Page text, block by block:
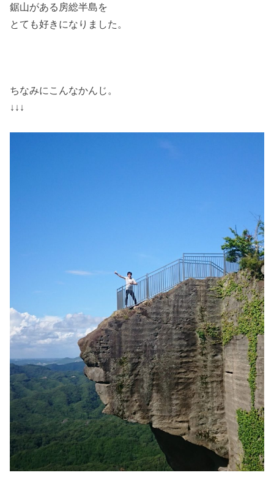
鋸山がある房総半島を
とても好きになりました。
ちなみにこんなかんじ。
↓↓↓